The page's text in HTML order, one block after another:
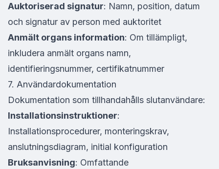
Auktoriserad signatur: Namn, position, datum
och signatur av person med auktoritet
Anmält organs information: Om tillämpligt,
inkludera anmält organs namn,
identifieringsnummer, certifikatnummer
7. Användardokumentation
Dokumentation som tillhandahålls slutanvändare:
Installationsinstruktioner:
Installationsprocedurer, monteringskrav,
anslutningsdiagram, initial konfiguration
Bruksanvisning: Omfattande